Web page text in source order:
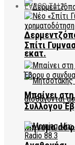
εκατ.
Μήνυμα
EVROS TALK
Σπίτι
Μπαίνει
Συλλόγου